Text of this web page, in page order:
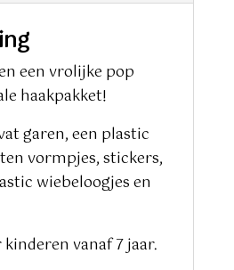
een vrolijke pop
haakpakket!
garen, een plastic
vormpjes, stickers,
wiebeloogjes en
vanaf 7 jaar.